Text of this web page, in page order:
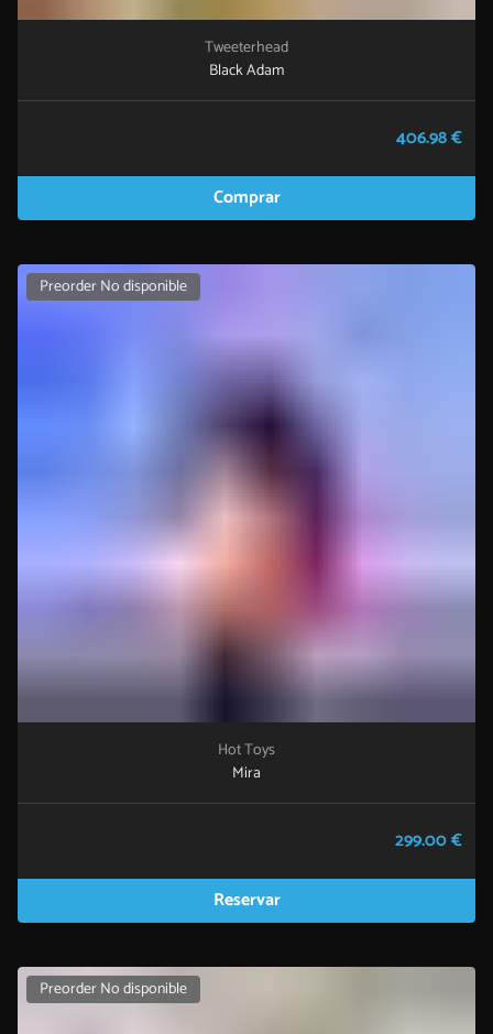
Tweeterhead
Black Adam
406.98 €
Comprar
Preorder No disponible
Hot Toys
Mira
299.00 €
Reservar
Preorder No disponible